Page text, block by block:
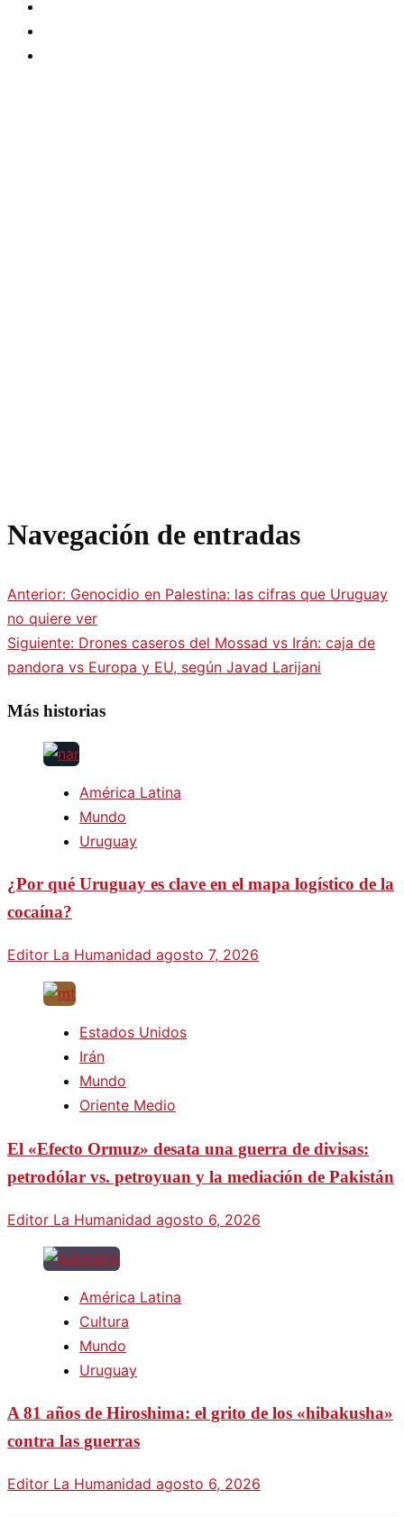
Navegación de entradas
Anterior: Genocidio en Palestina: las cifras que Uruguay
no quiere ver
Siguiente: Drones caseros del Mossad vs Irán: caja de
pandora vs Europa y EU, según Javad Larijani
Más historias
América Latina
Mundo
Uruguay
¿Por qué Uruguay es clave en el mapa logístico de la
cocaína?
Editor La Humanidad agosto 7, 2026
Estados Unidos
Irán
Mundo
Oriente Medio
El «Efecto Ormuz» desata una guerra de divisas:
petrodólar vs. petroyuan y la mediación de Pakistán
Editor La Humanidad agosto 6, 2026
América Latina
Cultura
Mundo
Uruguay
A 81 años de Hiroshima: el grito de los «hibakusha»
contra las guerras
Editor La Humanidad agosto 6, 2026